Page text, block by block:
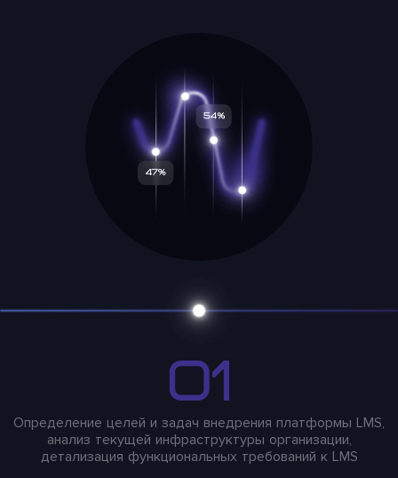
Определение целей и задач внедрения платформы LMS,
анализ текущей инфраструктуры организации,
детализация функциональных требований к LMS